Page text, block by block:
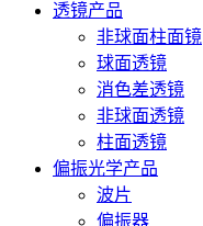
透镜产品
非球面柱面镜
球面透镜
消色差透镜
非球面透镜
柱面透镜
偏振光学产品
波片
偏振器